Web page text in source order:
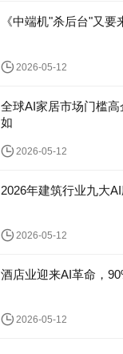
《中端机"杀后台"又
2026-05-12
全球AI家居市场门槛
如
2026-05-12
2026年建筑行业九大
2026-05-12
酒店业迎来AI革命，
2026-05-12